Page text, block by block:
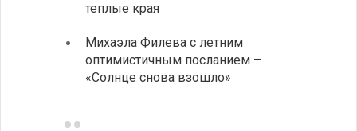
теплые края
Михаэла Филева с летним
оптимистичным посланием –
«Солнце снова взошло»